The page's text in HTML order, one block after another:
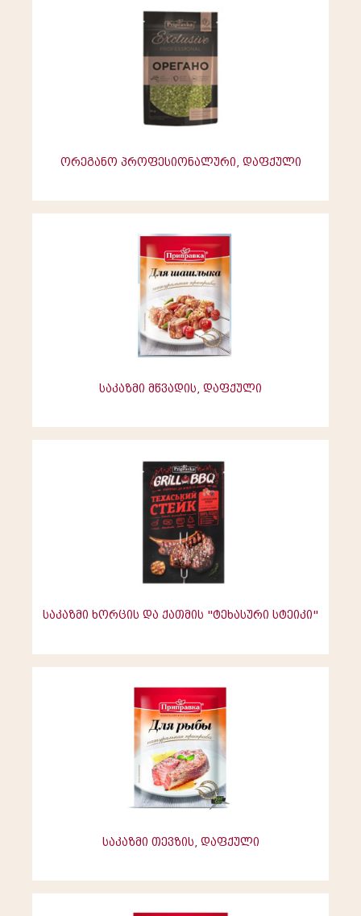
ორეგანო პროფესიონალური, დაფქული
საკაზმი მწვადის, დაფქული
საკაზმი ხორცის და ქათმის "ტეხასური სტეიკი"
საკაზმი თევზის, დაფქული